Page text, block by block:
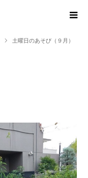
土曜日のあそび（９月）